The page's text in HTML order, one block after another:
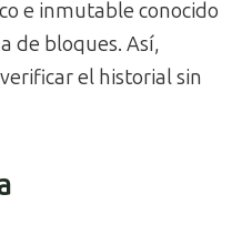
e inmutable conocido
de bloques. Así,
el historial sin